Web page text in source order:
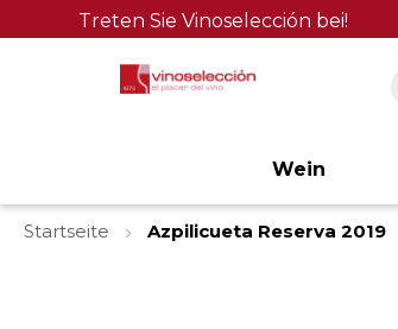
Treten Sie Vinoselección bei!
Wein
Startseite
Azpilicueta Reserva 2019